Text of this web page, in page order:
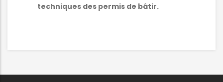
techniques des permis de bâtir.